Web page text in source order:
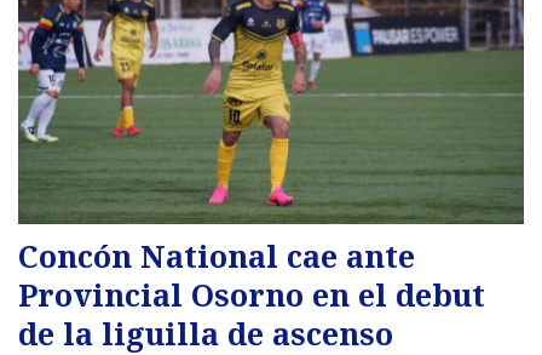
Concón National cae ante
Provincial Osorno en el debut
de la liguilla de ascenso